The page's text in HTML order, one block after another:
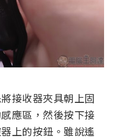
接收器夾具朝上固
應區，然後按下接
上的按鈕。雖說遙